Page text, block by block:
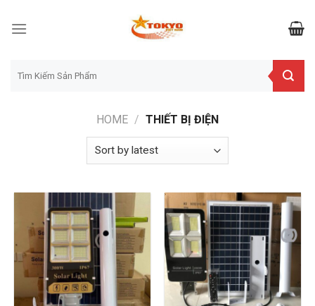
for:
HOME / THIẾT BỊ ĐIỆN